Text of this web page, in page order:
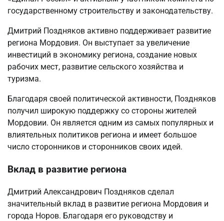
государственному строительству и законодательству.
Дмитрий Поздняков активно поддерживает развитие
региона Мордовия. Он выступает за увеличение
инвестиций в экономику региона, создание новых
рабочих мест, развитие сельского хозяйства и
туризма.
Благодаря своей политической активности, Поздняков
получил широкую поддержку со стороны жителей
Мордовии. Он является одним из самых популярных и
влиятельных политиков региона и имеет большое
число сторонников и сторонников своих идей.
Вклад в развитие региона
Дмитрий Александрович Поздняков сделал
значительный вклад в развитие региона Мордовия и
города Норов. Благодаря его руководству и